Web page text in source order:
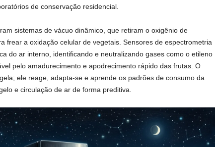
de conservação residencial.
sistemas de vácuo dinâmico, que retiram o oxigênio de
frear a oxidação celular de vegetais. Sensores de espectrometria
do ar interno, identificando e neutralizando gases como o etileno
pelo amadurecimento e apodrecimento rápido das frutas. O
ele reage, adapta-se e aprende os padrões de consumo da
e circulação de ar de forma preditiva.